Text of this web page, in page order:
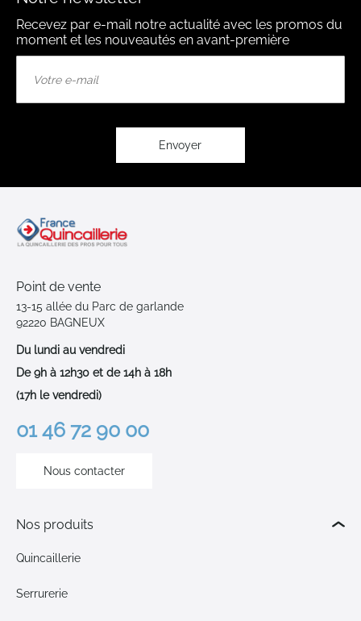
Recevez par e-mail notre actualité avec les promos du
moment et les nouveautés en avant-première
Envoyer
Point de vente
13-15 allée du Parc de garlande
92220 BAGNEUX
Du lundi au vendredi
De 9h à 12h30 et de 14h à 18h
(17h le vendredi)
01 46 72 90 00
Nous contacter
Nos produits
Quincaillerie
Serrurerie